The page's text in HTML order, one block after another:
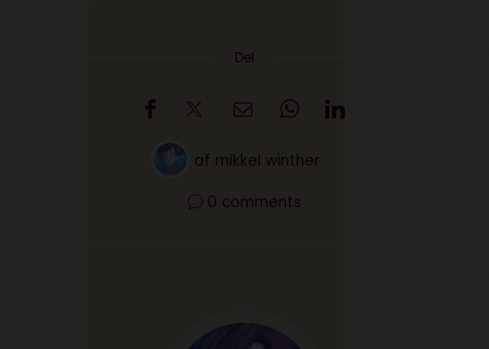
Del
af mikkel winther
0 comments